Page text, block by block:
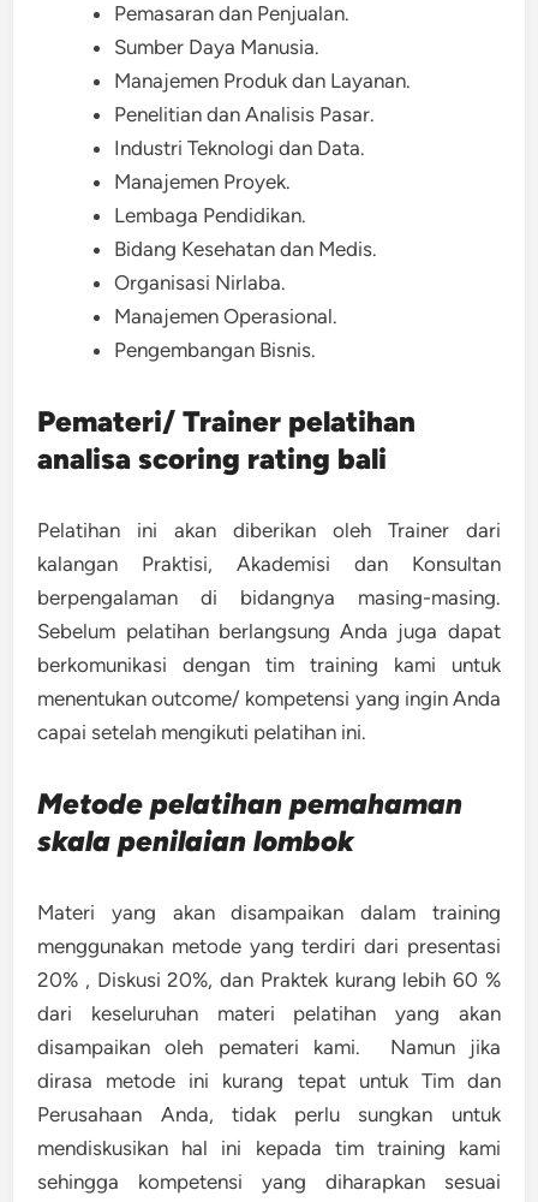
Pemasaran dan Penjualan.
Sumber Daya Manusia.
Manajemen Produk dan Layanan.
Penelitian dan Analisis Pasar.
Industri Teknologi dan Data.
Manajemen Proyek.
Lembaga Pendidikan.
Bidang Kesehatan dan Medis.
Organisasi Nirlaba.
Manajemen Operasional.
Pengembangan Bisnis.
Pemateri/ Trainer pelatihan
analisa scoring rating bali
Pelatihan ini akan diberikan oleh Trainer dari
kalangan Praktisi, Akademisi dan Konsultan
berpengalaman di bidangnya masing-masing.
Sebelum pelatihan berlangsung Anda juga dapat
berkomunikasi dengan tim training kami untuk
menentukan outcome/ kompetensi yang ingin Anda
capai setelah mengikuti pelatihan ini.
Metodepelatihan pemahaman
skala penilaian lombok
Materi yang akan disampaikan dalam training
menggunakan metode yang terdiri dari presentasi
20% , Diskusi 20%, dan Praktek kurang lebih 60 %
dari keseluruhan materi pelatihan yang akan
disampaikan oleh pemateri kami. Namun jika
dirasa metode ini kurang tepat untuk Tim dan
Perusahaan Anda, tidak perlu sungkan untuk
mendiskusikan hal ini kepada tim training kami
sehingga kompetensi yang diharapkan sesuai